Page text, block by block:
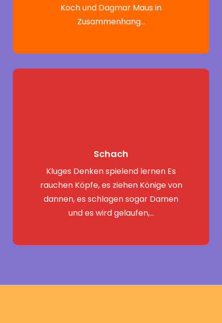
Koch und Dagmar Maus in
Zusammenhang…
Schach
Kluges Denken spielend lernen Es
rauchen Köpfe, es ziehen Könige von
dannen, es schlagen sogar Damen
und es wird gelaufen,…